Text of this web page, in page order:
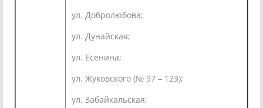
ул. Добролюбова;
ул. Дунайская;
ул. Есенина;
ул. Жуковского (№ 97 – 123);
ул. Забайкальская;